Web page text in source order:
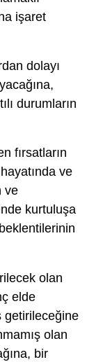
işaret
dolayı
durumların
fırsatların
ve
ve
kurtuluşa
olan
elde
getirileceğine
olan
bir